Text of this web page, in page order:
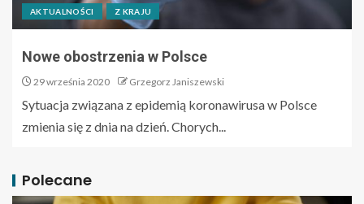
AKTUALNOŚCI Z KRAJU
Nowe obostrzenia w Polsce
29 września 2020 Grzegorz Janiszewski
Sytuacja związana z epidemią koronawirusa w Polsce
zmienia się z dnia na dzień. Chorych...
Polecane